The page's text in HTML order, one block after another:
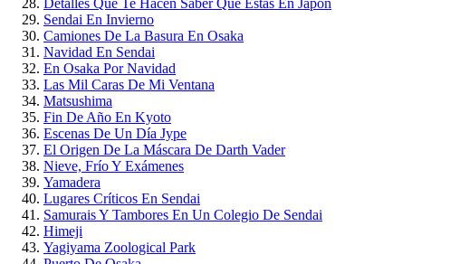
Detalles Que Te Hacen Saber Que Estás En Japón
Sendai En Invierno
Camiones De La Basura En Osaka
Navidad En Sendai
En Osaka Por Navidad
Las Mil Caras De Mi Ventana
Matsushima
Fin De Año En Kyoto
Escenas De Un Día Jype
El Origen De La Máscara De Darth Vader
Nieve, Frío Y Exámenes
Yamadera
Lugares Críticos En Sendai
Samurais Y Tambores En Un Colegio De Sendai
Himeji
Yagiyama Zoological Park